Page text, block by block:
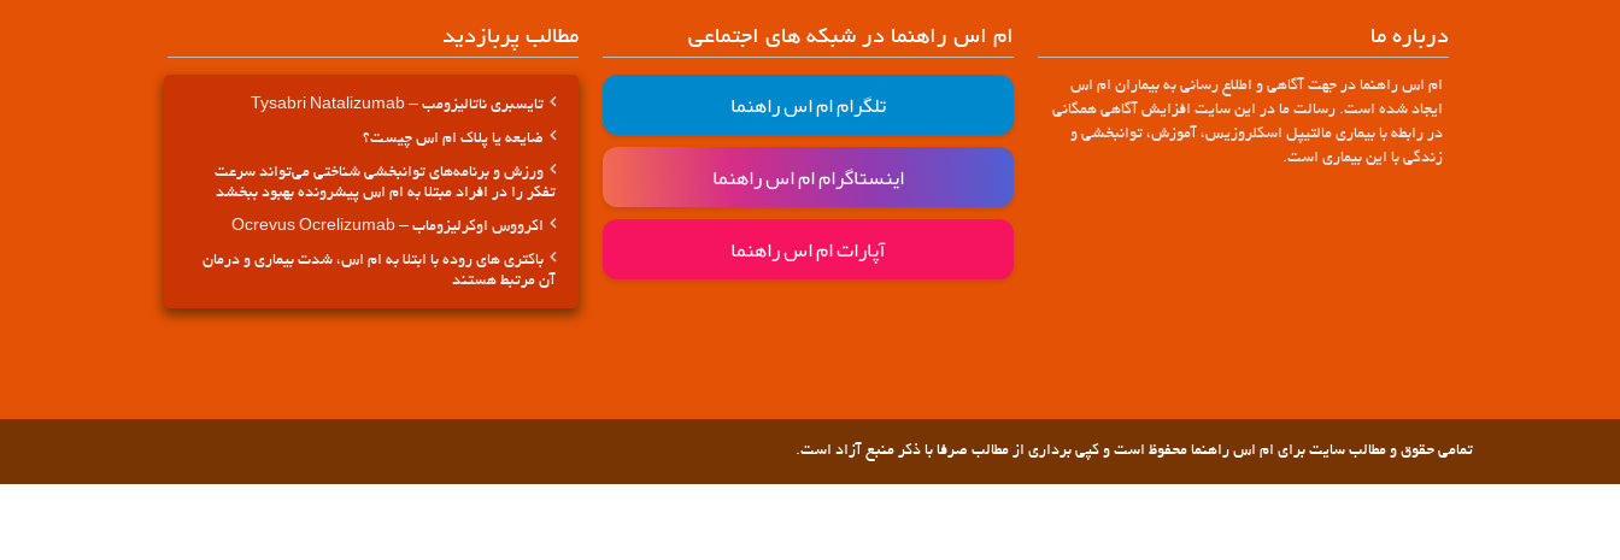
درباره ما
ام اس راهنما در جهت آگاهی و اطلاع رسانی به بیماران ام اس
ایجاد شده است. رسالت ما در این سایت افزایش آگاهی همگانی
در رابطه با بیماری مالتیپل اسکلروزیس، آموزش، توانبخشی و
زندگی با این بیماری است.
ام اس راهنما در شبکه های اجتماعی
تلگرام ام اس راهنما
اینستاگرام ام اس راهنما
آپارات ام اس راهنما
مطالب پربازدید
تایسبری ناتالیزومب – Tysabri Natalizumab
ضایعه یا پلاک ام اس چیست؟
ورزش و برنامه‌های توانبخشی شناختی می‌تواند سرعت
تفکر را در افراد مبتلا به ام اس پیشرونده بهبود ببخشد
اکرووس اوکرلیزوماب – Ocrevus Ocrelizumab
باکتری های روده با ابتلا به ام اس، شدت بیماری و درمان
آن مرتبط هستند
تمامی حقوق و مطالب سایت برای ام اس راهنما محفوظ است و کپی برداری از مطالب صرفا با ذکر منبع آزاد است.